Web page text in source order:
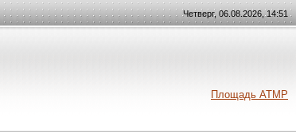
Четверг, 06.08.2026, 14:51
Площадь АТМР